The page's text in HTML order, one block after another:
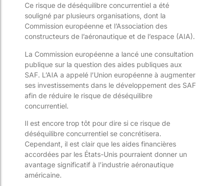
Ce risque de déséquilibre concurrentiel a été
souligné par plusieurs organisations, dont la
Commission européenne et l’Association des
constructeurs de l’aéronautique et de l’espace (AIA).
La Commission européenne a lancé une consultation
publique sur la question des aides publiques aux
SAF. L’AIA a appelé l’Union européenne à augmenter
ses investissements dans le développement des SAF
afin de réduire le risque de déséquilibre
concurrentiel.
Il est encore trop tôt pour dire si ce risque de
déséquilibre concurrentiel se concrétisera.
Cependant, il est clair que les aides financières
accordées par les États-Unis pourraient donner un
avantage significatif à l’industrie aéronautique
américaine.